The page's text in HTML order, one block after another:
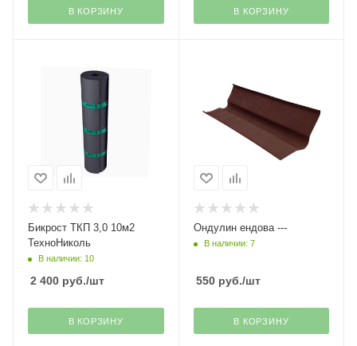
В КОРЗИНУ В КОРЗИНУ
Бикрост ТКП 3,0 10м2
ТехноНиколь
В наличии: 10
2 400 руб./шт
В КОРЗИНУ
Ондулин ендова ---
В наличии: 7
550руб./шт
В КОРЗИНУ